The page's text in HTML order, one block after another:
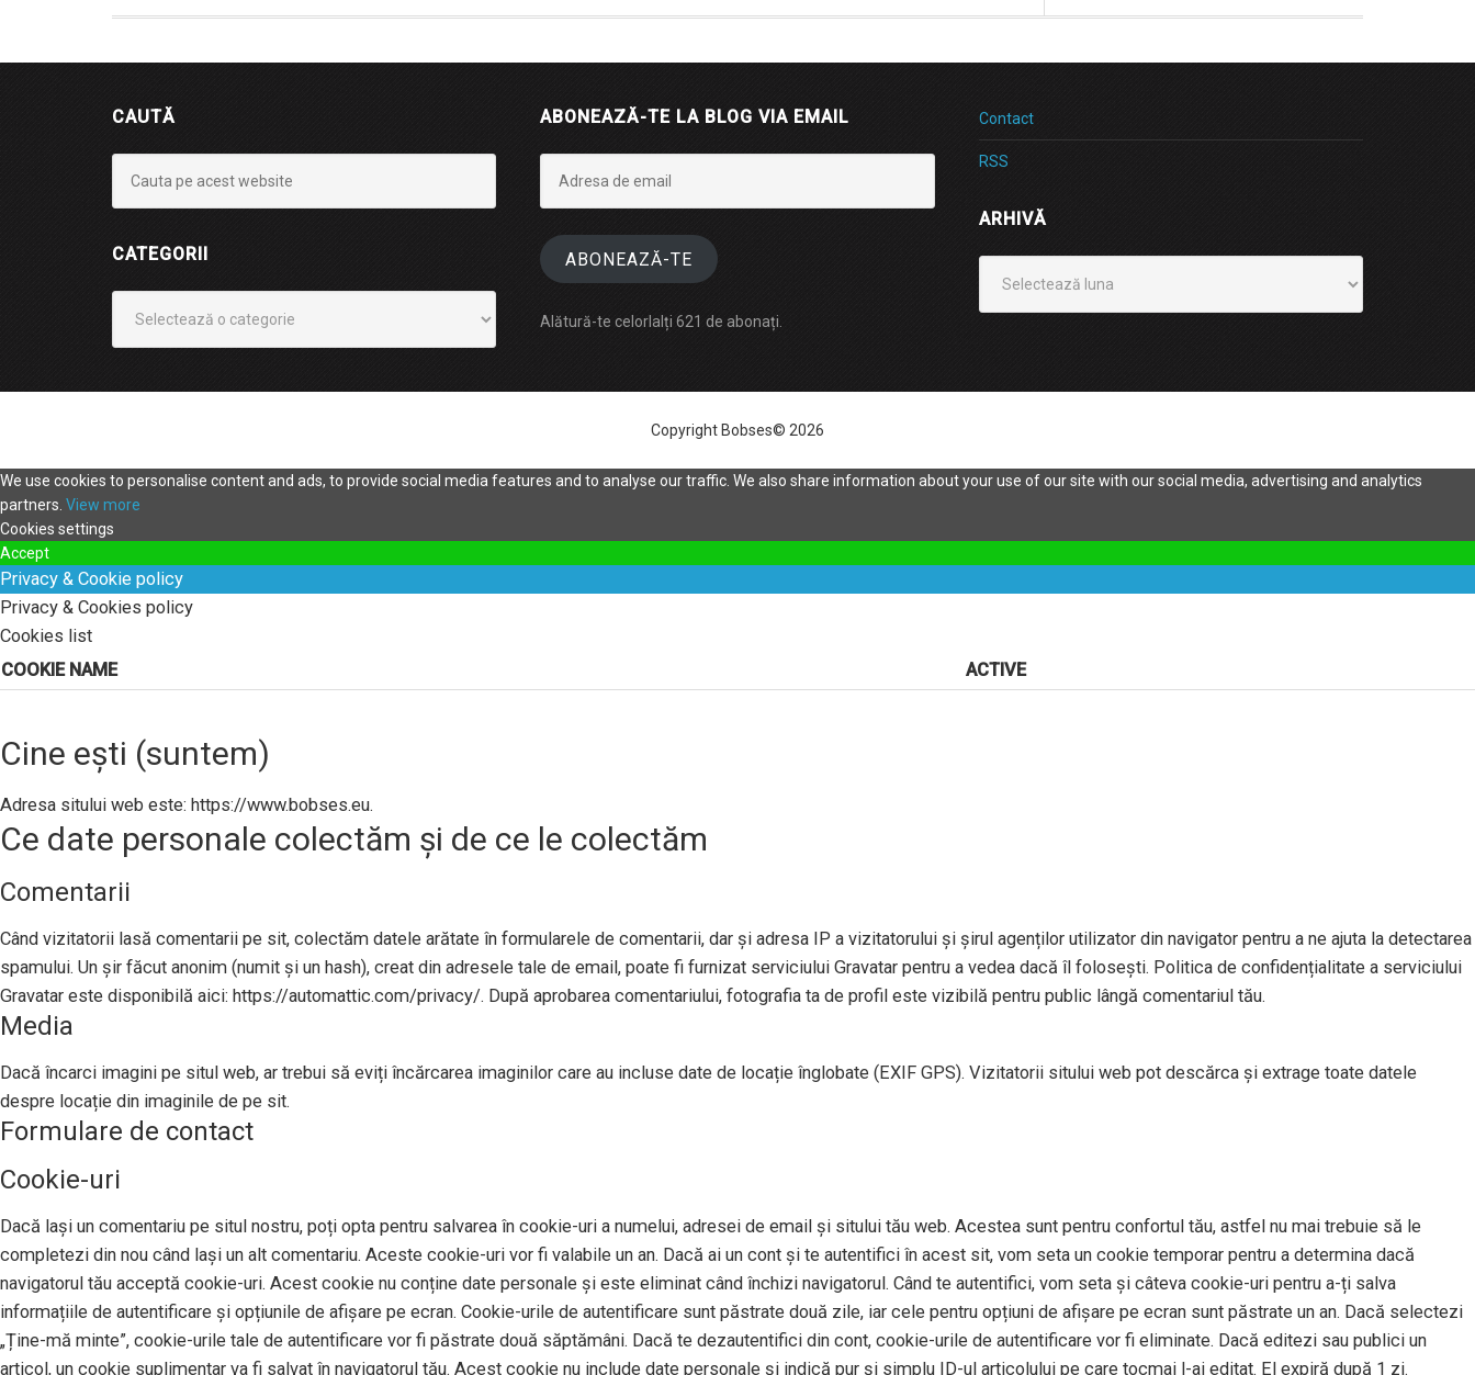
CAUTĂ
CATEGORII
ABONEAZĂ-TE LA BLOG VIA EMAIL
email
ABONEAZĂ-TE
Alătură-te celorlalți 621 de abonați.
Contact
RSS
ARHIVĂ
Copyright Bobses© 2026
We use cookies to personalise content and ads, to provide social media features and to analyse our traffic. We also share information about your use of our site with our social media, advertising and analytics
partners. View more
Cookies settings
Accept
Privacy & Cookie policy
Privacy & Cookies policy
Cookies list
COOKIE NAME
ACTIVE
Cine ești (suntem)
Adresa sitului web este: https://www.bobses.eu.
Ce date personale colectăm și de ce le colectăm
Comentarii
Când vizitatorii lasă comentarii pe sit, colectăm datele arătate în formularele de comentarii, dar și adresa IP a vizitatorului și șirul agenților utilizator din navigator pentru a ne ajuta la detectarea
spamului. Un șir făcut anonim (numit și un hash), creat din adresele tale de email, poate fi furnizat serviciului Gravatar pentru a vedea dacă îl folosești. Politica de confidențialitate a serviciului
Gravatar este disponibilă aici: https://automattic.com/privacy/. După aprobarea comentariului, fotografia ta de profil este vizibilă pentru public lângă comentariul tău.
Media
Dacă încarci imagini pe situl web, ar trebui să eviți încărcarea imaginilor care au incluse date de locație înglobate (EXIF GPS). Vizitatorii sitului web pot descărca și extrage toate datele
despre locație din imaginile de pe sit.
Formulare de contact
Cookie-uri
Dacă lași un comentariu pe situl nostru, poți opta pentru salvarea în cookie-uri a numelui, adresei de email și sitului tău web. Acestea sunt pentru confortul tău, astfel nu mai trebuie să le
completezi din nou când lași un alt comentariu. Aceste cookie-uri vor fi valabile un an. Dacă ai un cont și te autentifici în acest sit, vom seta un cookie temporar pentru a determina dacă
navigatorul tău acceptă cookie-uri. Acest cookie nu conține date personale și este eliminat când închizi navigatorul. Când te autentifici, vom seta și câteva cookie-uri pentru a-ți salva
informațiile de autentificare și opțiunile de afișare pe ecran. Cookie-urile de autentificare sunt păstrate două zile, iar cele pentru opțiuni de afișare pe ecran sunt păstrate un an. Dacă selectezi
„Ține-mă minte”, cookie-urile tale de autentificare vor fi păstrate două săptămâni. Dacă te dezautentifici din cont, cookie-urile de autentificare vor fi eliminate. Dacă editezi sau publici un
articol, un cookie suplimentar va fi salvat în navigatorul tău. Acest cookie nu include date personale și indică pur și simplu ID-ul articolului pe care tocmai l-ai editat. El expiră după 1 zi.